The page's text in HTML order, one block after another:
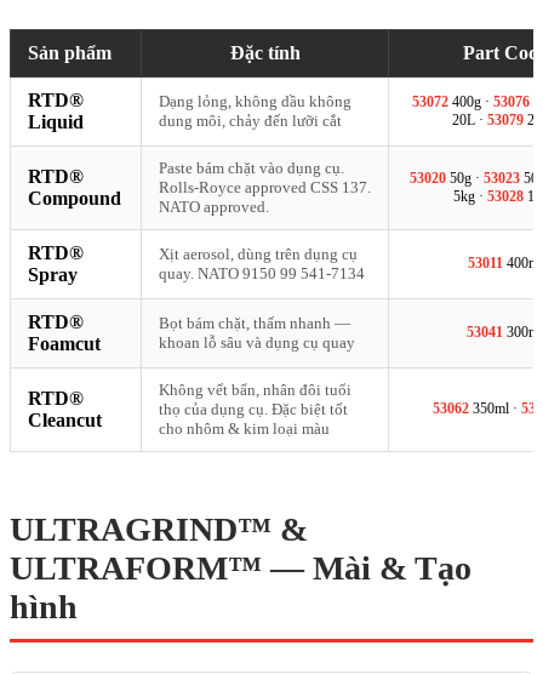
Sản phẩm Đặc tính Part
RTD®
Liquid
Dạng lỏng, không dầu không
dung môi, chảy đến lưỡi cắt
53072 400g · 53076
20L · 53079
RTD®
Compound
Paste bám chặt vào dụng cụ.
Rolls-Royce approved CSS 137.
NATO approved.
5302050g · 53023
5kg · 53028
RTD®
Spray
Xịt aerosol, dùng trên dụng cụ
quay. NATO 9150 99 541-7134
53011400ml
RTD®
Foamcut
Bọt bám chặt, thấm nhanh —
khoan lỗ sâu và dụng cụ quay
53041 300ml
RTD®
Cleancut
Không vết bẩn, nhân đôi tuổi
thọ của dụng cụ. Đặc biệt tốt
cho nhôm & kim loại màu
53062 350ml ·
ULTRAGRIND™ &
ULTRAFORM™ — Mài & Tạo
hình